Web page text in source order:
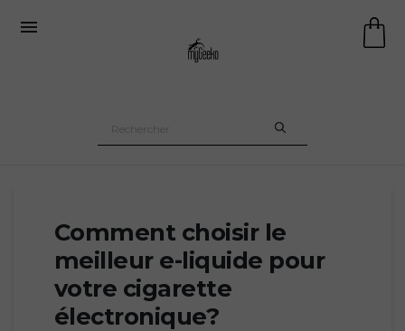

Comment choisir le
meilleur e-liquide pour
votre cigarette
électronique?